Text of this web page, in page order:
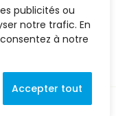
publicités ou
notre trafic. En
à notre
Accepter tout